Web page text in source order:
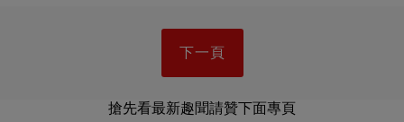
下一頁
搶先看最新趣聞請贊下面專頁